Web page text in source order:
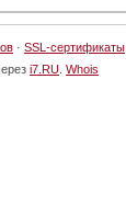
· SSL-сертификаты
i7.RU Whois